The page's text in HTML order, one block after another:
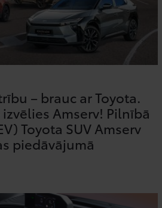
– brauc ar Toyota.
Amserv! Pilnībā
Toyota SUV Amserv
piedāvājumā